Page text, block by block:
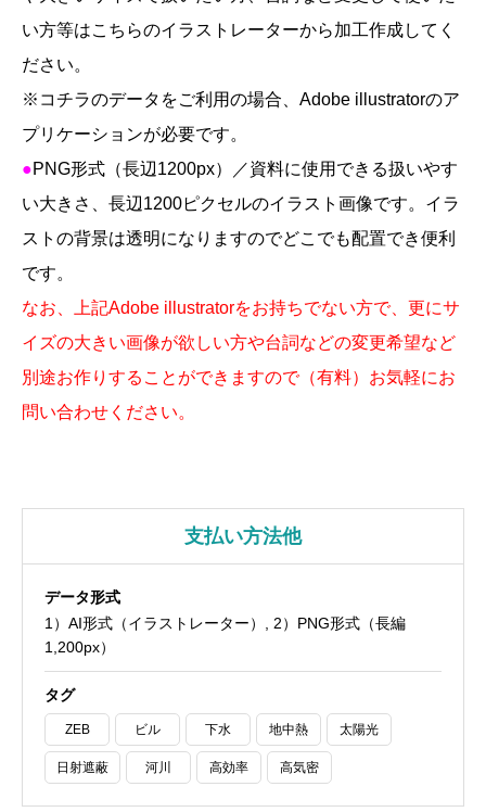
い方等はこちらのイラストレーターから加工作成してく
ださい。
※ コチラのデータをご利用の場合、 Adobe illustratorのア
プリケーションが必要です。
●PNG形式（長辺1200px）／資料に使用できる扱いやす
い大きさ、長辺 1200ピクセルのイラスト画像です。 イラ
ストの背景は透明になりますのでどこでも配置でき便利
です。
なお、上記Adobe illustratorをお持ちでない方で、更にサ
イズの大きい画像が欲しい方や台詞などの変更希望など
別途お作りすることができますので（有料）お気軽にお
問い合わせください。
支払い方法他
データ形式
1）AI形式（イラストレーター）, 2）PNG形式（長編
1,200px）
タグ
ZEB ビル 下水 地中熱 太陽光
日射遮蔽 河川 高効率 高気密